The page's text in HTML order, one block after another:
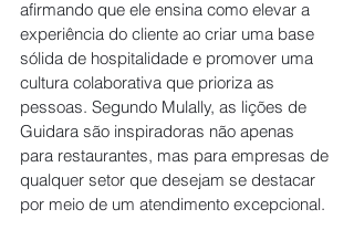
afirmando que ele ensina como elevar a
experiência do cliente ao criar uma base
sólida de hospitalidade e promover uma
cultura colaborativa que prioriza as
pessoas. Segundo Mulally, as lições de
Guidara são inspiradoras não apenas
para restaurantes, mas para empresas de
qualquer setor que desejam se destacar
por meio de um atendimento excepcional.